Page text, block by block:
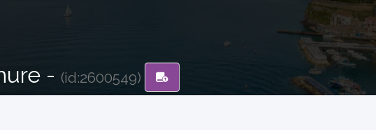
- (id:2600549)